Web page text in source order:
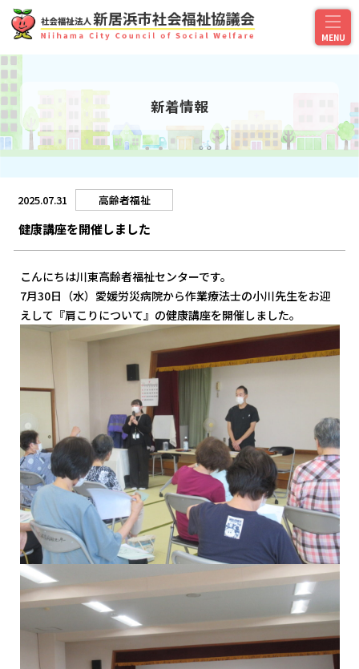
新着情報
2025.07.31 高齢者福祉
健康講座を開催しました
こんにちは川東高齢者福祉センターです。
7月30日（水）愛媛労災病院から作業療法士の小川先生をお迎
えして『肩こりについて』の健康講座を開催しました。